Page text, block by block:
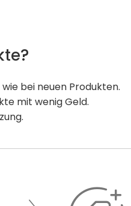
bei neuen Produkten.
mit wenig Geld.